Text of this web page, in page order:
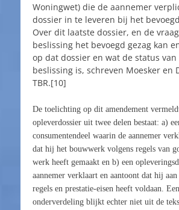
Woningwet) die de aannemer
dossier in te leveren bij het
Over dit laatste dossier, en de
beslissing het bevoegd gezag kan
op dat dossier en wat de status
beslissing is, schreven Moesker en
TBR.[10]
De toelichting op dit amendement
opleverdossier uit twee delen bestaat: a)
consumentendeel waarin de aannemer
dat hij het bouwwerk volgens regels van
werk heeft gemaakt en b) een
aannemer verklaart en aantoont dat hij
regels en prestatie-eisen heeft voldaan.
onderverdeling blijkt echter niet uit de